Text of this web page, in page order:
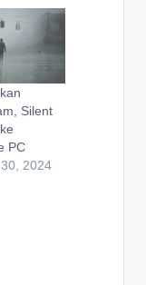
Silent
PC
2024